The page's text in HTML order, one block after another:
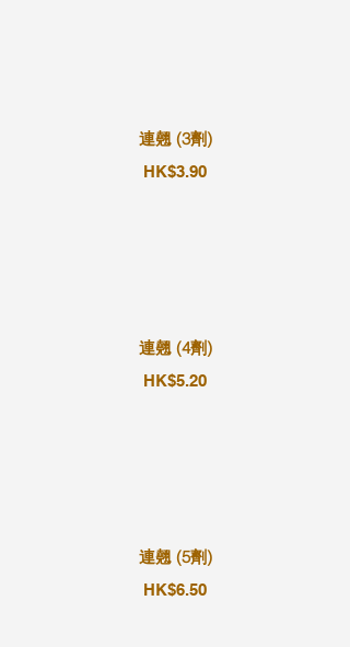
連翹 (3劑)
HK$3.90
連翹 (4劑)
HK$5.20
連翹 (5劑)
HK$6.50